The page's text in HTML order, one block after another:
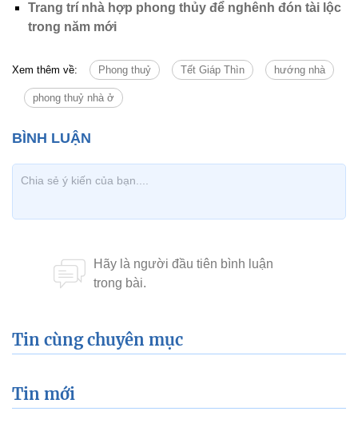
Trang trí nhà hợp phong thủy để nghênh đón tài lộc
trong năm mới
Xem thêm về: Phong thuỷ Tết Giáp Thìn hướng nhà
phong thuỷ nhà ở
Tin cùng chuyên mục
Tin mới